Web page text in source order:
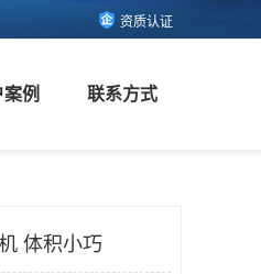
资质认证
例 联系方式
体积小巧